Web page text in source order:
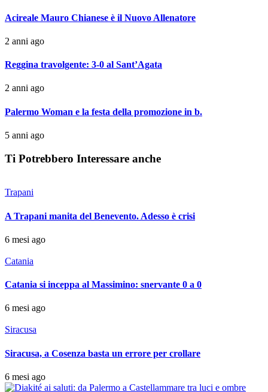
Acireale Mauro Chianese è il Nuovo Allenatore
2 anni ago
Reggina travolgente: 3-0 al Sant’Agata
2 anni ago
Palermo Woman e la festa della promozione in b.
5 anni ago
Ti Potrebbero Interessare anche
Trapani
A Trapani manita del Benevento. Adesso è crisi
6 mesi ago
Catania
Catania si inceppa al Massimino: snervante 0 a 0
6 mesi ago
Siracusa
Siracusa, a Cosenza basta un errore per crollare
6 mesi ago